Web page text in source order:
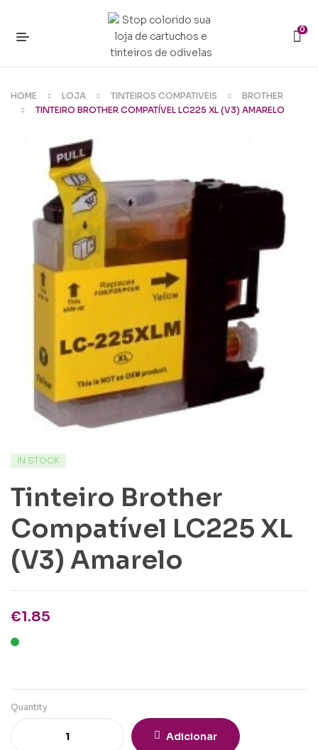
0
HOME LOJA TINTEIROS COMPATIVEIS
BROTHER
TINTEIRO BROTHER COMPATÍVEL LC225 XL (V3) AMARELO
IN STOCK
Tinteiro Brother
Compatível LC225 XL
(V3) Amarelo
€1.85
Quantity
Adicionar